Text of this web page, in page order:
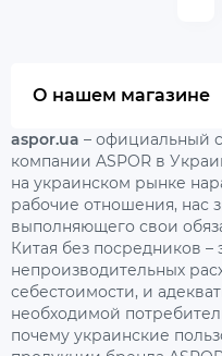
О нашем магазине
aspor.ua – официальный
компании ASPOR в
на украинском рынке
рабочие отношения, нас
выполняющего свои
Китая без посредников –
непроизводительных
себестоимости, и
необходимой
почему украинские